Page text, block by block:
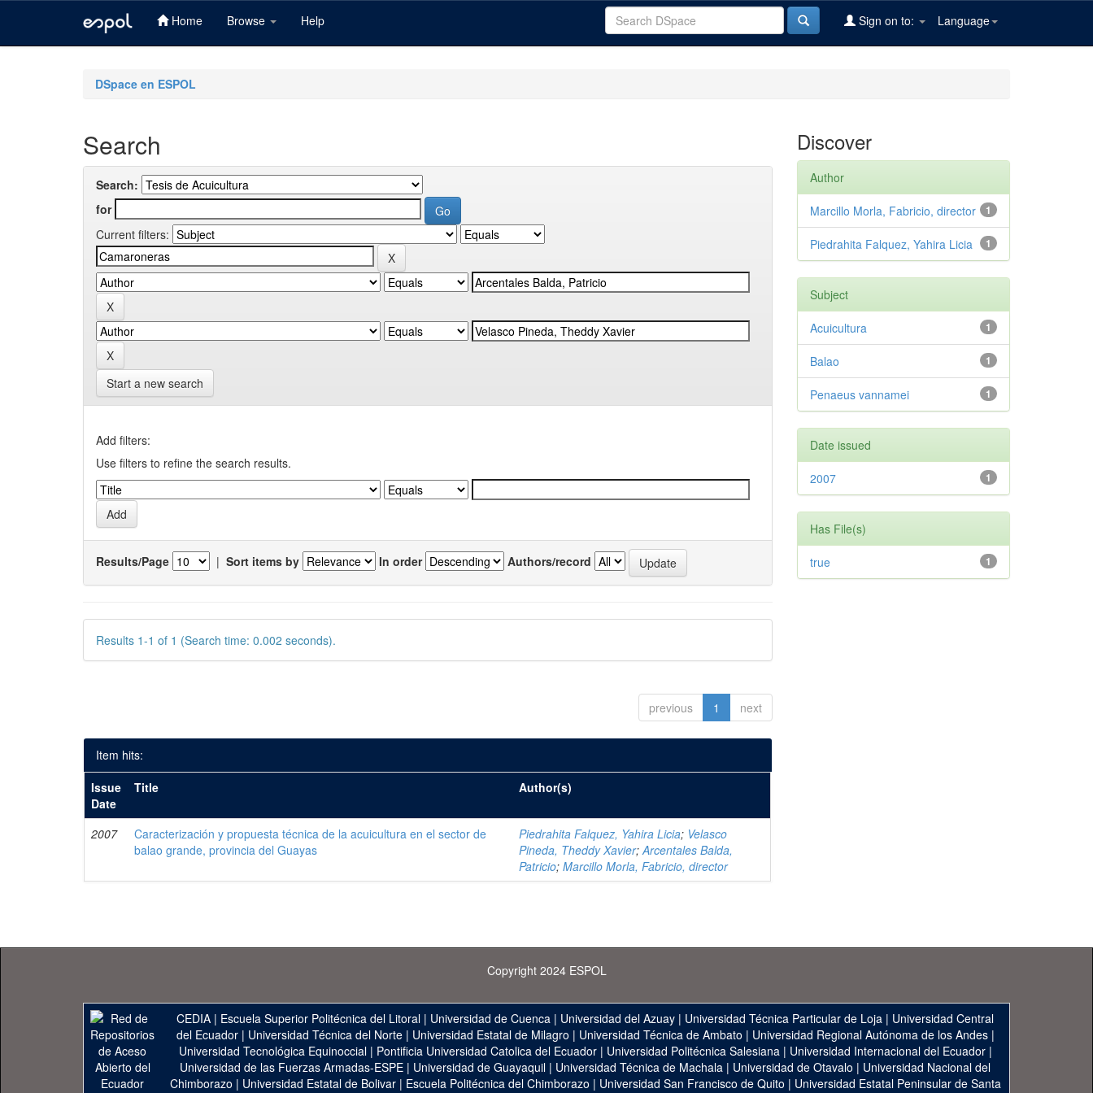
Home Browse Help Language
Sign on to:
DSpace en ESPOL
Search
Search:
for
Current filters:
Start a new search
Add filters:
Use filters to refine the search results.
Results/Page | Sort items by In order Authors/record
Results 1-1 of 1 (Search time: 0.002 seconds).
previous 1 next
Item hits:
Issue
Date
Title Author(s)
2007
Caracterización y propuesta técnica de la acuicultura en el sector de
balao grande, provincia del Guayas
Piedrahita Falquez, Yahira Licia; Velasco
Pineda, Theddy Xavier;Arcentales Balda,
Patricio;Marcillo Morla, Fabricio, director
Discover
Author
1
Marcillo Morla, Fabricio, director
1
Piedrahita Falquez, Yahira Licia
Subject
1
Acuicultura
1
Balao
1
Penaeus vannamei
Date issued
1
2007
Has File(s)
1
true
Copyright 2024 ESPOL
CEDIA | Escuela Superior Politécnica del Litoral | Universidad de Cuenca | Universidad del Azuay | Universidad Técnica Particular de Loja | Universidad Central
del Ecuador| Universidad Técnica del Norte| Universidad Estatal de Milagro | Universidad Técnica de Ambato | Universidad Regional Autónoma de los Andes|
Universidad Tecnológica Equinoccial| Pontificia Universidad Catolica del Ecuador| Universidad Politécnica Salesiana| Universidad Internacional del Ecuador|
Universidad de las Fuerzas Armadas-ESPE | Universidad de Guayaquil | Universidad Técnica de Machala | Universidad de Otavalo | Universidad Nacional del
Chimborazo | Universidad Estatal de Bolivar| Escuela Politécnica del Chimborazo | Universidad San Francisco de Quito | Universidad Estatal Peninsular de Santa